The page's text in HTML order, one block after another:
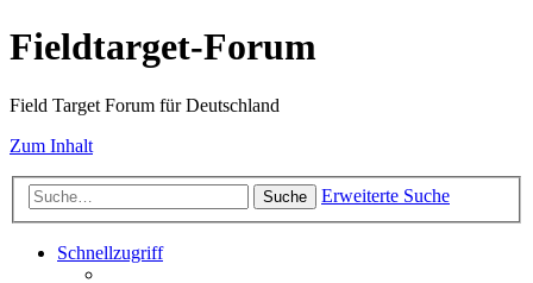
Fieldtarget-Forum
Field Target Forum für Deutschland
Zum Inhalt
Suche Erweiterte Suche
Schnellzugriff